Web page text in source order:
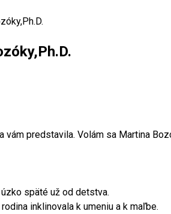
vám predstavila. Volám sa Martina
späté už od detstva.
inklinovala k umeniu a k maľbe.